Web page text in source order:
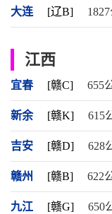
大连 [辽B]
江西
宜春 [赣C] 655
新余 [赣K] 615
吉安 [赣D] 628
赣州 [赣B] 622
九江 [赣G] 650